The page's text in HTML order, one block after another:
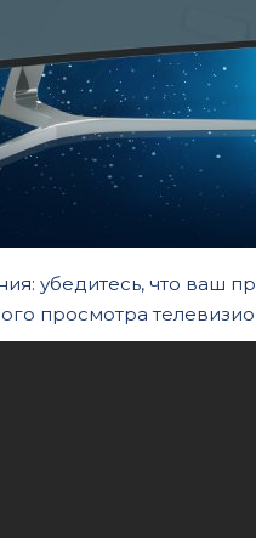
убедитесь, что ваш
просмотра